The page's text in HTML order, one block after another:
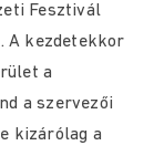
Fesztivál
A kezdetekkor
a
a szervezői
kizárólag a